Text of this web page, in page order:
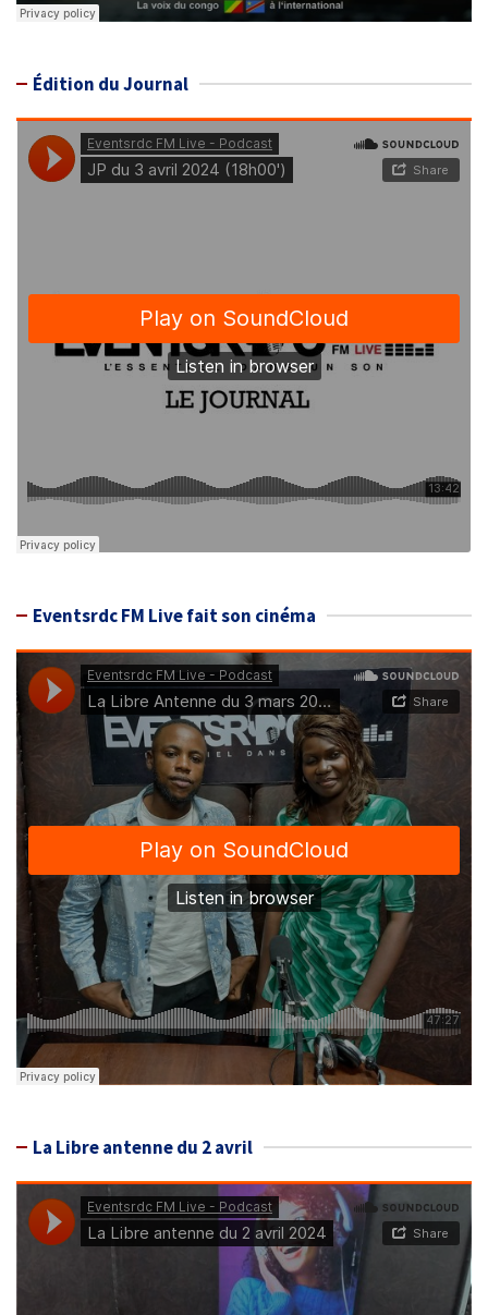
Édition du Journal
Eventsrdc FM Live fait son cinéma
La Libre antenne du 2 avril